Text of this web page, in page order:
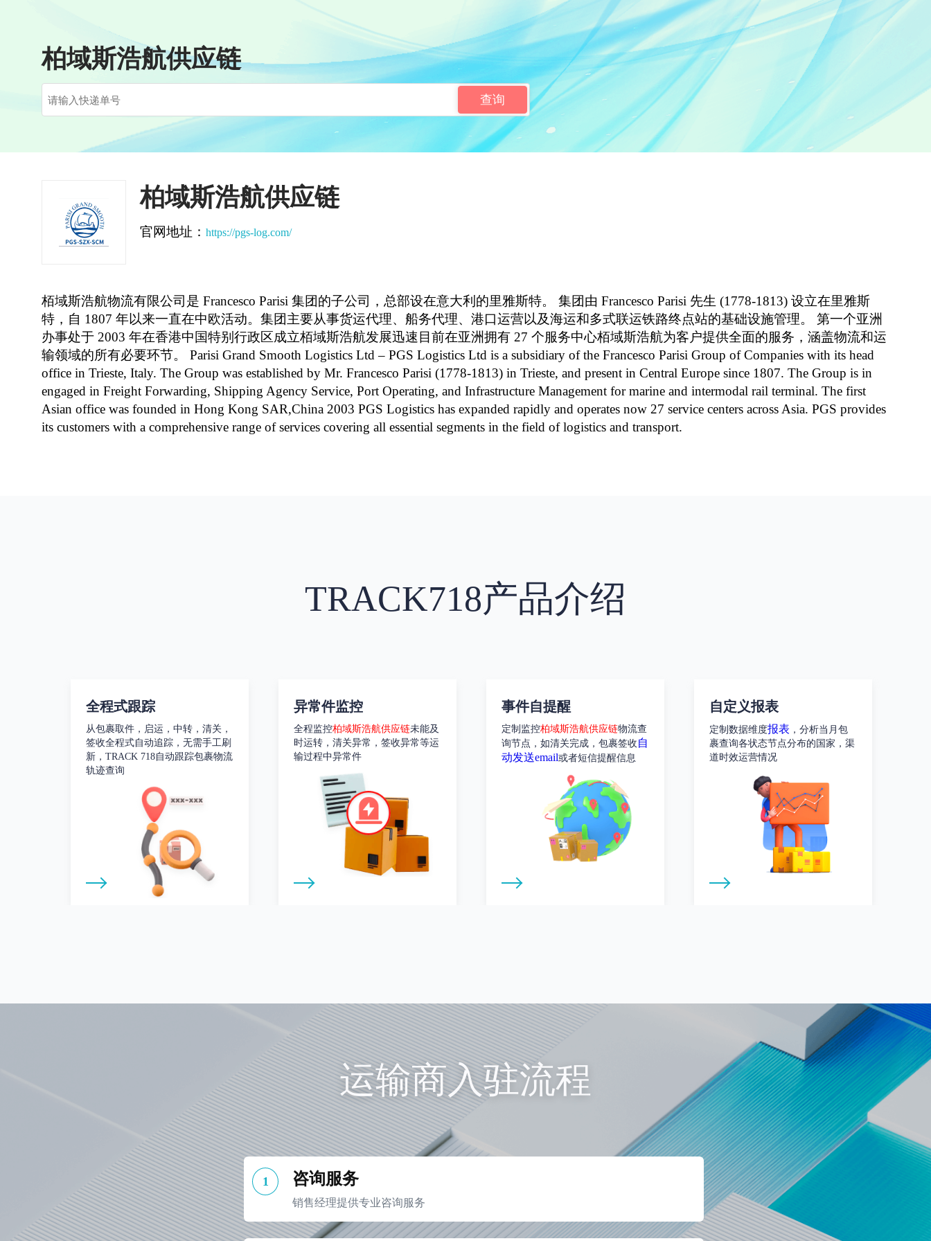
柏域斯浩航供应链
查询
柏域斯浩航供应链
官网地址： https://pgs-log.com/
栢域斯浩航物流有限公司是 Francesco Parisi 集团的子公司，总部设在意大利的里雅斯特。 集团由 Francesco Parisi 先生 (1778-1813) 设立在里雅斯
特，自 1807 年以来一直在中欧活动。集团主要从事货运代理、船务代理、港口运营以及海运和多式联运铁路终点站的基础设施管理。 第一个亚洲
办事处于 2003 年在香港中国特别行政区成立栢域斯浩航发展迅速目前在亚洲拥有 27 个服务中心栢域斯浩航为客户提供全面的服务，涵盖物流和运
输领域的所有必要环节。 Parisi Grand Smooth Logistics Ltd – PGS Logistics Ltd is a subsidiary of the Francesco Parisi Group of Companies with its head
office in Trieste, Italy. The Group was established by Mr. Francesco Parisi (1778-1813) in Trieste, and present in Central Europe since 1807. The Group is in
engaged in Freight Forwarding, Shipping Agency Service, Port Operating, and Infrastructure Management for marine and intermodal rail terminal. The first
Asian office was founded in Hong Kong SAR,China 2003 PGS Logistics has expanded rapidly and operates now 27 service centers across Asia. PGS provides
its customers with a comprehensive range of services covering all essential segments in the field of logistics and transport.
TRACK718产品介绍
全程式跟踪
从包裹取件，启运，中转，清关，
签收全程式自动追踪，无需手工刷
新，TRACK 718自动跟踪包裹物流
轨迹查询
异常件监控
全程监控柏域斯浩航供应链未能及
时运转，清关异常，签收异常等运
输过程中异常件
事件自提醒
定制监控柏域斯浩航供应链物流查
询节点，如清关完成，包裹签收 自
动发送email或者短信提醒信息
自定义报表
定制数据维度报表 ，分析当月包
裹查询各状态节点分布的国家，渠
道时效运营情况
运输商入驻流程
1 咨询服务
销售经理提供专业咨询服务